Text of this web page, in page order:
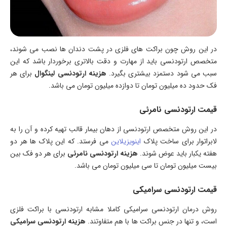
در این روش چون براکت های فلزی در پشت دندان ها نصب می شوند،
متخصص ارتودنسی باید از مهارت و دقت بالاتری برخوردار باشد که این
سبب می شود دستمزد بیشتری بگیرد. هزینه ارتودنسی لینگوال برای هر
فک حدود ده میلیون تومان تا دوازده میلیون تومان می باشد.
قیمت ارتودنسی نامرئی
در این روش متخصص ارتودنسی از دهان بیمار قالب تهیه کرده و آن را به
لابراتوار برای ساخت پلاک اینویزیلاین می فرستد. که این پلاک ها هر دو
هفته یکبار باید عوض شوند. هزینه ارتودنسی نامرئی برای هر دو فک بین
بیست میلیون تومان تا سی میلیون تومان می باشد.
قیمت ارتودنسی سرامیکی
روش درمان ارتودنسی سرامیکی کاملا مشابه ارتودنسی با براکت فلزی
است، و تنها در جنس براکت ها با هم متفاوتند. هزینه ارتودنسی سرامیکی